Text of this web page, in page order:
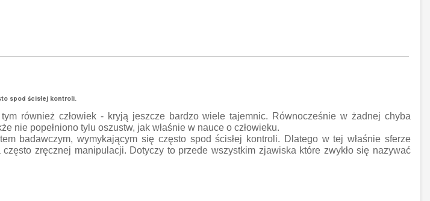
spod ścisłej kontroli.
również człowiek - kryją jeszcze bardzo wiele tajemnic. Równocześnie w żadnej chyba
nie popełniono tylu oszustw, jak właśnie w nauce o człowieku.
badawczym, wymykającym się często spod ścisłej kontroli. Dlatego w tej właśnie sferze
zręcznej manipulacji. Dotyczy to przede wszystkim zjawiska które zwykło się nazywać